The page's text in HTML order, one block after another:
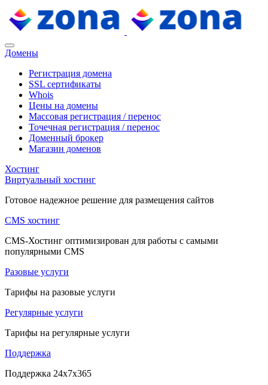
Домены
Регистрация домена
SSL сертификаты
Whois
Цены на домены
Массовая регистрация / перенос
Точечная регистрация / перенос
Доменный брокер
Магазин доменов
Хостинг
Виртуальный хостинг
Готовое надежное решение для размещения сайтов
CMS хостинг
CMS-Хостинг оптимизирован для работы с самыми
популярными CMS
Разовые услуги
Тарифы на разовые услуги
Регулярные услуги
Тарифы на регулярные услуги
Поддержка
Поддержка 24x7x365